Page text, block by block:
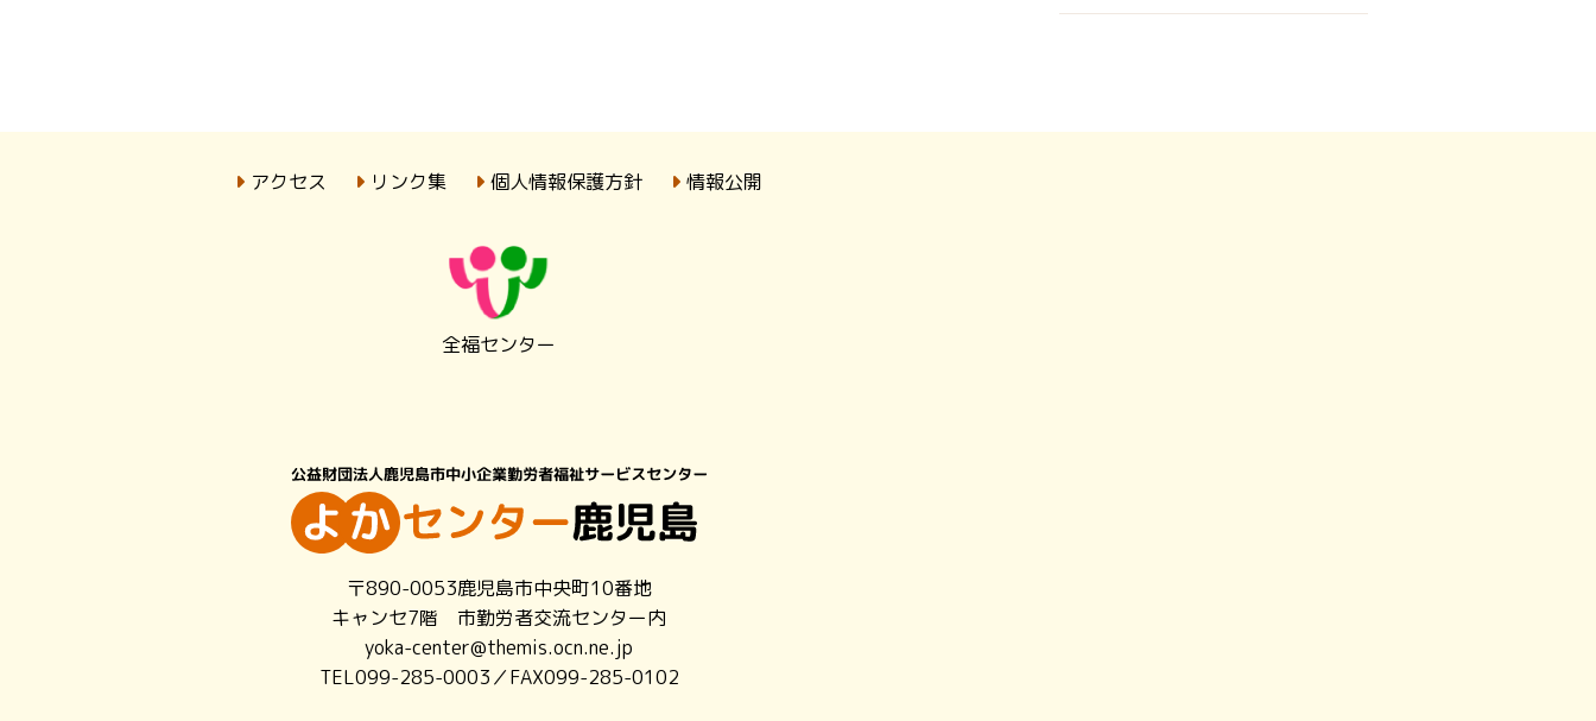
アクセス リンク集 個人情報保護方針 情報公開
全福センター
〒890-0053鹿児島市中央町10番地
キャンセ7階 市勤労者交流センター内
yoka-center@themis.ocn.ne.jp
TEL099-285-0003／FAX099-285-0102